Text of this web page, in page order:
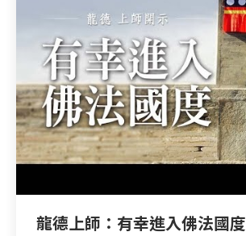
龍德上師：有幸進入佛法國度